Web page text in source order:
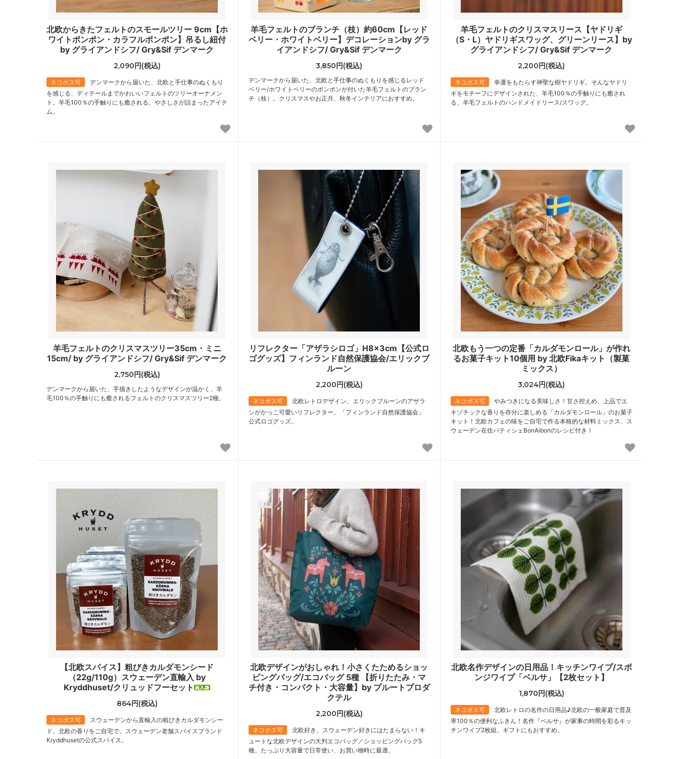
北欧からきたフェルトのスモールツリー 9cm【ホ
ワイトポンポン・カラフルポンポン】吊るし紐付
by グライアンドシフ/ Gry&Sif デンマーク
2,090円(税込)
ネコポス可
デンマークから届いた、北欧と手仕事のぬくもり
を感じる、ディテールまでかわいいフェルトのツリーオーナメン
ト。羊毛100％の手触りにも癒される、やさしさが詰まったアイテ
ム。
羊毛フェルトのブランチ（枝）約60cm【レッド
ベリー・ホワイトベリー】デコレーションby グラ
イアンドシフ/ Gry&Sif デンマーク
3,850円(税込)
デンマークから届いた、北欧と手仕事のぬくもりを感じるレッド
ベリー/ホワイトベリーのポンポンが付いた羊毛フェルトのブラン
チ（枝）。クリスマスやお正月、秋冬インテリアにおすすめ。
羊毛フェルトのクリスマスリース【ヤドリギ
（S・L）ヤドリギスワッグ、グリーンリース】by
グライアンドシフ/ Gry&Sif デンマーク
2,200円(税込)
ネコポス可
幸運をもたらす神聖な樹ヤドリギ。そんなヤドリ
ギをモチーフにデザインされた、羊毛100％の手触りにも癒され
る、羊毛フェルトのハンドメイドリース/スワッグ。
羊毛フェルトのクリスマスツリー35cm・ミニ
15cm/ by グライアンドシフ/ Gry&Sif デンマーク
2,750円(税込)
デンマークから届いた、手描きしたようなデザインが温かく、羊
毛100％の手触りにも癒されるフェルトのクリスマスツリー2種。
リフレクター「アザラシロゴ」H8×3cm【公式ロ
ゴグッズ】フィンランド自然保護協会/エリックブ
ルーン
2,200円(税込)
ネコポス可
北欧レトロデザイン、エリックブルーンのアザラ
シがかっこ可愛いリフレクター。「フィンランド自然保護協会」
公式ロゴグッズ。
北欧もう一つの定番「カルダモンロール」が作れ
るお菓子キット10個用 by 北欧Fikaキット（製菓
ミックス）
3,024円(税込)
ネコポス可
やみつきになる美味しさ！甘さ控えめ、上品でエ
キゾチックな香りを存分に楽しめる「カルダモンロール」のお菓子
キット！北欧カフェの味をご自宅で作る本格的な材料ミックス、ス
ウェーデン在住パティシェBonAibonのレシピ付き！
【北欧スパイス】粗びきカルダモンシード
（22g/110g）スウェーデン直輸入 by
Kryddhuset/クリュッドフーセット
864円(税込)
ネコポス可
スウェーデンから直輸入の粗びきカルダモンシー
ド。北欧の香りをご自宅で。スウェーデン老舗スパイスブランド
Kryddhusetの公式スパイス。
北欧デザインがおしゃれ！小さくたためるショッ
ピングバッグ/エコバッグ 5種 【折りたたみ・マ
チ付き・コンパクト・大容量】by プルートプロダ
クテル
2,200円(税込)
ネコポス可
北欧好き、スウェーデン好きにはたまらない！キ
ュートな北欧デザインの大判エコバッグ／ショッピングバッグ5
種。たっぷり大容量で日常使い、お買い物時に最適。
北欧名作デザインの日用品！キッチンワイプ/スポ
ンジワイプ「ベルサ」【2枚セット】
1,870円(税込)
ネコポス可
北欧レトロの名作の日用品♪北欧の一般家庭で普及
率100％の便利なふきん！名作『ベルサ』が家事の時間を彩るキッ
チンワイプ2枚組。ギフトにもおすすめ。